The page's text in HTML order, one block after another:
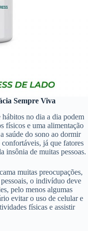
Sempre Viva
no dia a dia podem
físicos e uma alimentação
saúde do sono ao dormir
já que fatores
insônia de muitas pessoas.
muitas preocupações,
o indivíduo deve
pelo menos algumas
evitar o uso de celular e
físicas e assistir